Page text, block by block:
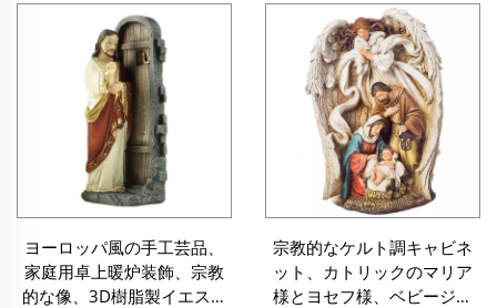
ヨーロッパ風の手工芸品、
家庭用卓上暖炉装飾、宗教
的な像、3D樹脂製イエス・
宗教的なケルト調キャビネ
ット、カトリックのマリア
様とヨセフ様、ベビージー